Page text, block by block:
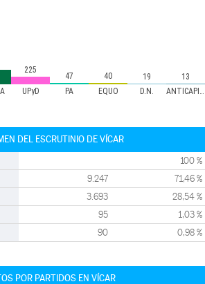
UPyD PA EQUO D.N. ANTICAPITALISTAS
225
47 40 19 13
DEL ESCRUTINIO DE VÍCAR
100 %
9.247 71,46 %
3.693 28,54 %
95 1,03 %
90 0,98 %
POR PARTIDOS EN VÍCAR